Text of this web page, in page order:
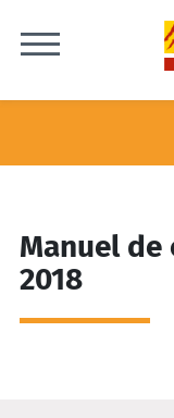
Manuel
2018